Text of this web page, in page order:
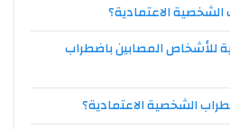
الاعتمادية؟
للأشخاص المصابين باضطراب
الشخصية الاعتمادية؟